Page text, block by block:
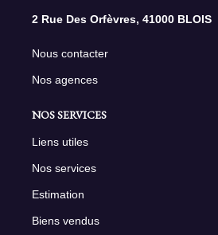
2 Rue Des Orfèvres, 41000 BLOIS
Nous contacter
Nos agences
NOS SERVICES
Liens utiles
Nos services
Estimation
Biens vendus